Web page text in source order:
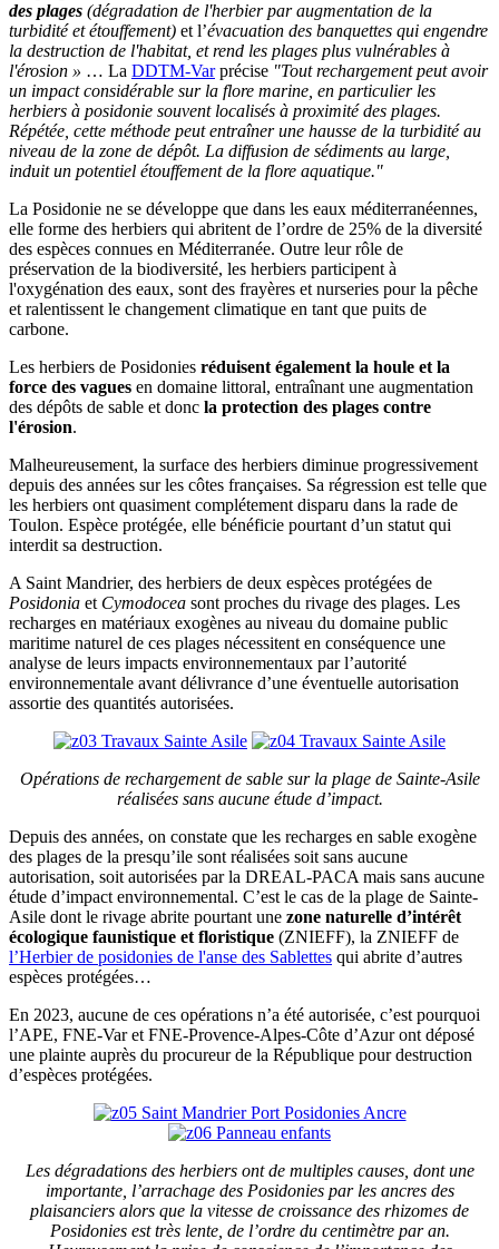
des plages (dégradation de l'herbier par augmentation de la
turbidité et étouffement) et l’évacuation des banquettes qui engendre
la destruction de l'habitat, et rend les plages plus vulnérables à
l'érosion » … La DDTM-Varprécise "Tout rechargement peut avoir
un impact considérable sur la flore marine, en particulier les
herbiers à posidonie souvent localisés à proximité des plages.
Répétée, cette méthode peut entraîner une hausse de la turbidité au
niveau de la zone de dépôt. La diffusion de sédiments au large,
induit un potentiel étouffement de la flore aquatique."
La Posidonie ne se développe que dans les eaux méditerranéennes,
elle forme des herbiers qui abritent de l’ordre de 25% de la diversité
des espèces connues en Méditerranée. Outre leur rôle de
préservation de la biodiversité, les herbiers participent à
l'oxygénation des eaux, sont des frayères et nurseries pour la pêche
et ralentissent le changement climatique en tant que puits de
carbone.
Les herbiers de Posidonies réduisent également la houle et la
force des vagues en domaine littoral, entraînant une augmentation
des dépôts de sable et donc la protection des plages contre
l'érosion.
Malheureusement, la surface des herbiers diminue progressivement
depuis des années sur les côtes françaises. Sa régression est telle que
les herbiers ont quasiment complétement disparu dans la rade de
Toulon. Espèce protégée, elle bénéficie pourtant d’un statut qui
interdit sa destruction.
A Saint Mandrier, des herbiers de deux espèces protégées de
Posidonia et Cymodocea sont proches du rivage des plages. Les
recharges en matériaux exogènes au niveau du domaine public
maritime naturel de ces plages nécessitent en conséquence une
analyse de leurs impacts environnementaux par l’autorité
environnementale avant délivrance d’une éventuelle autorisation
assortie des quantités autorisées.
Opérations de rechargement de sable sur la plage de Sainte-Asile
réalisées sans aucune étude d’impact.
Depuis des années, on constate que les recharges en sable exogène
des plages de la presqu’ile sont réalisées soit sans aucune
autorisation, soit autorisées par la DREAL-PACA mais sans aucune
étude d’impact environnemental. C’est le cas de la plage de Sainte-
Asile dont le rivage abrite pourtant une zone naturelle d’intérêt
écologique faunistique et floristique (ZNIEFF), la ZNIEFF de
l’Herbier de posidonies de l'anse des Sablettes qui abrite d’autres
espèces protégées…
En 2023, aucune de ces opérations n’a été autorisée, c’est pourquoi
l’APE, FNE-Var et FNE-Provence-Alpes-Côte d’Azur ont déposé
une plainte auprès du procureur de la République pour destruction
d’espèces protégées.
Les dégradations des herbiers ont de multiples causes, dont une
importante, l’arrachage des Posidonies par les ancres des
plaisanciers alors que la vitesse de croissance des rhizomes de
Posidonies est très lente, de l’ordre du centimètre par an.